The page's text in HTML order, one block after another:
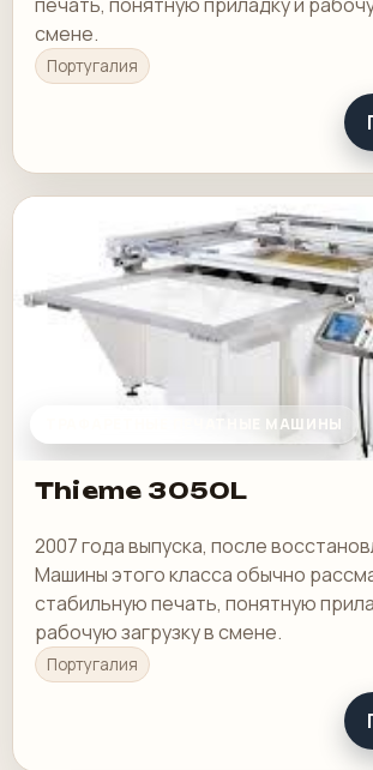
смене.
Португалия
ТРАФАРЕТНЫЕ ПЕЧАТНЫЕ МАШИНЫ
Thieme 3050L
2007 года выпуска, после
Машины этого класса обычно
стабильную печать, понятную
рабочую загрузку в смене.
Португалия